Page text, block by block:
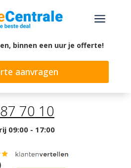
a
binnen een uur je offerte!
aanvragen
70 10
09:00 - 17:00